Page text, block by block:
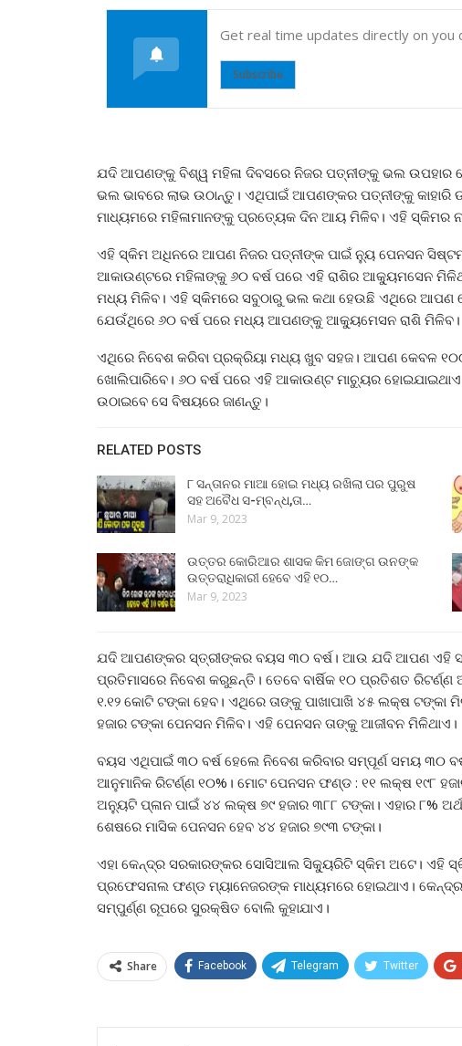
Get real time updates directly on you
Subscribe
ଯଦି ଆପଣଙ୍କୁ ବିଶ୍ୱ ମହିଳା ଦିବସରେ ନିଜର ପତ୍ନୀଙ୍କୁ ଭଲ ଉପହାର
ଭଲ ଭାବରେ ଲାଭ ଉଠାନ୍ତୁ। ଏଥିପାଇଁ ଆପଣଙ୍କର ପତ୍ନୀଙ୍କୁ କାହାରି
ମାଧ୍ୟମରେ ମହିଳାମାନଙ୍କୁ ପ୍ରତ୍ୟେକ ଦିନ ଆୟ ମିଳିବ। ଏହି ସ୍କିମର
ଏହି ସ୍କିମ ଅଧିନରେ ଆପଣ ନିଜର ପତ୍ନୀଙ୍କ ପାଇଁ ନ୍ୟୁ ପେନସନ
ଆକାଉଣ୍ଟରେ ମହିଳାଙ୍କୁ ୬୦ ବର୍ଷ ପରେ ଏହି ରାଶିର ଆକ୍ୟୁମସେନ
ମଧ୍ୟ ମିଳିବ। ଏହି ସ୍କିମରେ ସବୁଠାରୁ ଭଲ କଥା ହେଉଛି ଏଥିରେ ଆପଣ
ଯେଉଁଥିରେ ୬୦ ବର୍ଷ ପରେ ମଧ୍ୟ ଆପଣଙ୍କୁ ଆକ୍ୟୁମେସନ ରାଶି ମିଳିବ।
ଏଥିରେ ନିବେଶ କରିବା ପ୍ରକ୍ରିୟା ମଧ୍ୟ ଖୁବ ସହଜ। ଆପଣ କେବଳ
ଖୋଲିପାରିବେ। ୬୦ ବର୍ଷ ପରେ ଏହି ଆକାଉଣ୍ଟ ମାଚ୍ୟୁର
ଉଠାଇବେ ସେ ବିଷୟରେ ଜାଣନ୍ତୁ।
RELATED POSTS
୮ ସନ୍ତାନର ମାଆ ହୋଇ ମଧ୍ୟ ରଖିଲା ପର ପୁରୁଷ
ସହ ଅବୈଧ ସ-ମ୍ବନ୍ଧ,ତା…
Mar 9, 2023
ଉତ୍ତର କୋରିଆର ଶାସକ କିମ ଜୋଙ୍ଗ ଉନଙ୍କ
ଉତ୍ତରାଧିକାରୀ ହେବେ ଏହି ୧୦…
Mar 9, 2023
ଯଦି ଆପଣଙ୍କର ସ୍ତ୍ରୀଙ୍କର ବୟସ ୩୦ ବର୍ଷ। ଆଉ ଯଦି ଆପଣ ଏହି
ପ୍ରତିମାସରେ ନିବେଶ କରୁଛନ୍ତି। ତେବେ ବାର୍ଷିକ ୧୦ ପ୍ରତିଶତ
୧.୧୨ କୋଟି ଟଙ୍କା ହେବ। ଏଥିରେ ତାଙ୍କୁ ପାଖାପାଖି ୪୫ ଲକ୍ଷ ଟଙ୍କା
ହଜାର ଟଙ୍କା ପେନସନ ମିଳିବ। ଏହି ପେନସନ ତାଙ୍କୁ ଆଜୀବନ ମିଳିଥାଏ।
ବୟସ ଏଥିପାଇଁ ୩୦ ବର୍ଷ ହେଲେ ନିବେଶ କରିବାର ସମ୍ପୂର୍ଣ ସମୟ ୩୦
ଆନୁମାନିକ ରିଟର୍ଣ୍ଣ ୧୦%। ମୋଟ ପେନସନ ଫଣ୍ଡ : ୧୧ ଲକ୍ଷ ୧୯୮
ଅନ୍ୟୁଟି ପ୍ଳାନ ପାଇଁ ୪୪ ଲକ୍ଷ ୭୯ ହଜାର ୩୮୮ ଟଙ୍କା। ଏହାର ୮%
ଶେଷରେ ମାସିକ ପେନସନ ହେବ ୪୪ ହଜାର ୭୯୩ ଟଙ୍କା।
ଏହା କେନ୍ଦ୍ର ସରକାରଙ୍କର ସୋସିଆଲ ସିକ୍ୟୁରିଟି ସ୍କିମ ଅଟେ। ଏହି
ପ୍ରଫେସନାଲ ଫଣ୍ଡ ମ୍ୟାନେଜରଙ୍କ ମାଧ୍ୟମରେ ହୋଇଥାଏ। କେନ୍ଦ୍ର
ସମ୍ପୁର୍ଣ୍ଣ ରୂପରେ ସୁରକ୍ଷିତ ବୋଲି କୁହାଯାଏ।
Share Facebook Telegram Twitter